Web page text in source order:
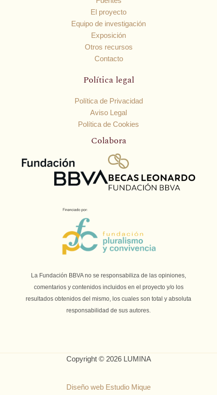
El proyecto
Equipo de investigación
Exposición
Otros recursos
Contacto
Política legal
Política de Privacidad
Aviso Legal
Política de Cookies
Colabora
La Fundación BBVA no se responsabiliza de las opiniones,
comentarios y contenidos incluidos en el proyecto y/o los
resultados obtenidos del mismo, los cuales son total y absoluta
responsabilidad de sus autores.
Copyright © 2026 LUMINA
Diseño web Estudio Mique